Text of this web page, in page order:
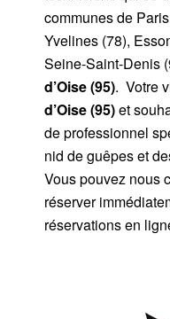
communes de
Yvelines (78),
Seine-Saint-Denis
d’Oise (95). Votre
d’Oise (95)et
de professionnel
nid de guêpes et
Vous pouvez nous
réserver
réservations en